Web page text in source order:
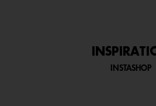
INSTASHOP